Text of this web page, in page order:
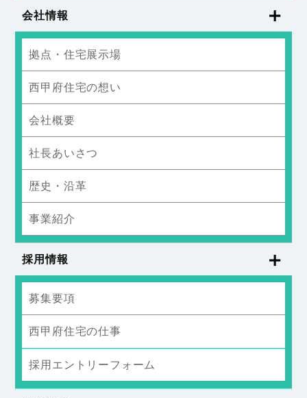
会社情報
拠点・住宅展示場
西甲府住宅の想い
会社概要
社長あいさつ
歴史・沿革
事業紹介
採用情報
募集要項
西甲府住宅の仕事
採用エントリーフォーム